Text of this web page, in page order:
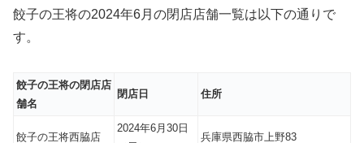
餃子の王将の2024年6月の閉店店舗一覧は以下の通りで
す。
餃子の王将の閉店店
舗名
閉店日 住所
餃子の王将西脇店
2024年6月30日
兵庫県西脇市上野83